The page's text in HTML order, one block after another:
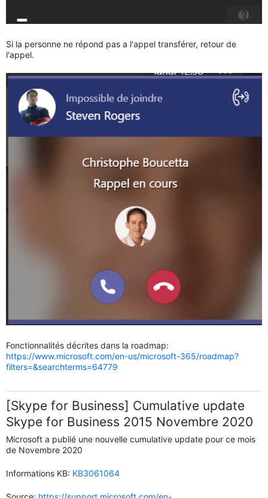
Si la personne ne répond pas a l'appel transférer, retour de
l'appel.
Fonctionnalités décrites dans la roadmap:
https://www.microsoft.com/en-us/microsoft-365/roadmap?
filters=&searchterms=64779
[Skype for Business] Cumulative update
Skype for Business 2015 Novembre 2020
Microsoft a publié une nouvelle cumulative update pour ce mois
de Novembre 2020
Informations KB: KB3061064